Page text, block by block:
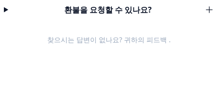
환불을 요청할 수 있나요?
찾으시는 답변이 없나요? 귀하의 피드백 .